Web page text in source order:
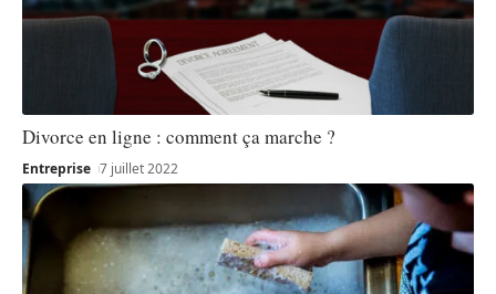
Divorce en ligne : comment ça marche ?
Entreprise 7 juillet 2022